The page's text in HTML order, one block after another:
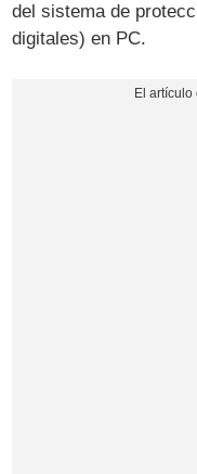
del sistema de
digitales) en PC.